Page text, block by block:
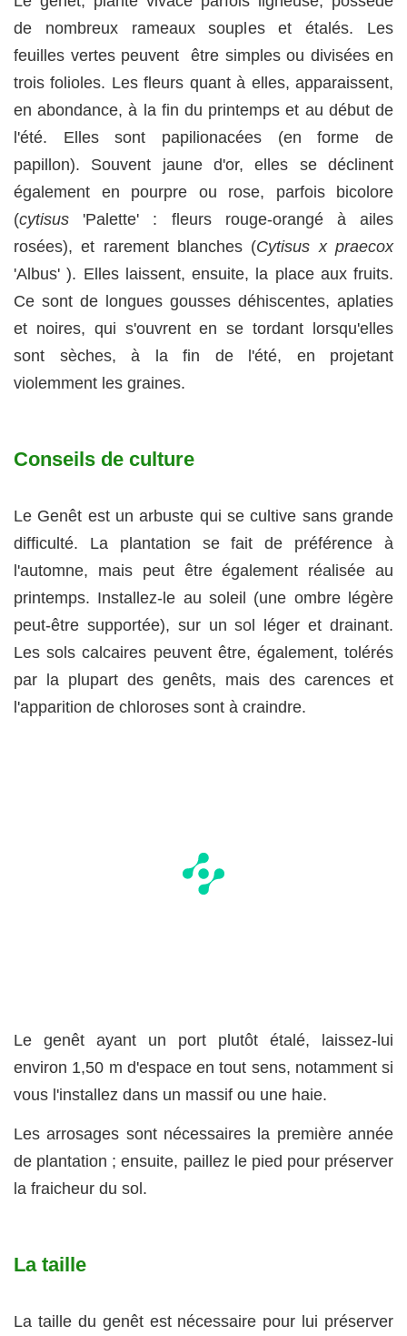
de nombreux rameaux souples et étalés. Les
feuilles vertes peuvent être simples ou divisées en
trois folioles. Les fleurs quant à elles, apparaissent,
en abondance, à la fin du printemps et au début de
l'été. Elles sont papilionacées (en forme de
papillon). Souvent jaune d'or, elles se déclinent
également en pourpre ou rose, parfois bicolore
(cytisus 'Palette' : fleurs rouge-orangé à ailes
rosées), et rarement blanches (Cytisus x praecox
'Albus' ). Elles laissent, ensuite, la place aux fruits.
Ce sont de longues gousses déhiscentes, aplaties
et noires, qui s'ouvrent en se tordant lorsqu'elles
sont sèches, à la fin de l'été, en projetant
violemment les graines.
Conseils de culture
Le Genêt est un arbuste qui se cultive sans grande
difficulté. La plantation se fait de préférence à
l'automne, mais peut être également réalisée au
printemps. Installez-le au soleil (une ombre légère
peut-être supportée), sur un sol léger et drainant.
Les sols calcaires peuvent être, également, tolérés
par la plupart des genêts, mais des carences et
l'apparition de chloroses sont à craindre.
Le genêt ayant un port plutôt étalé, laissez-lui
environ 1,50 m d'espace en tout sens, notamment si
vous l'installez dans un massif ou une haie.
Les arrosages sont nécessaires la première année
de plantation ; ensuite, paillez le pied pour préserver
la fraicheur du sol.
La taille
La taille du genêt est nécessaire pour lui préserver